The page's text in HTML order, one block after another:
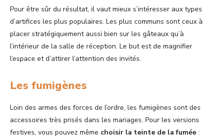
Pour être sûr du résultat, il vaut mieux s’intéresser aux types
d’artifices les plus populaires. Les plus communs sont ceux à
placer stratégiquement aussi bien sur les gâteaux qu’à
l’intérieur de la salle de réception. Le but est de magnifier
l’espace et d’attirer l’attention des invités.
Les fumigènes
Loin des armes des forces de l’ordre, les fumigènes sont des
accessoires très prisés dans les mariages. Pour les versions
festives, vous pouvez même choisir la teinte de la fumée :